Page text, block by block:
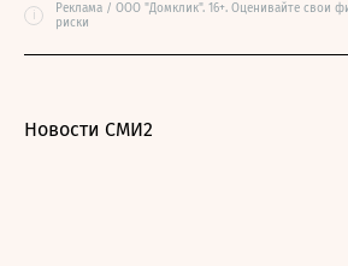
i
Реклама / ООО "Домклик". 16+. Оценивайте свои
риски
Новости СМИ2